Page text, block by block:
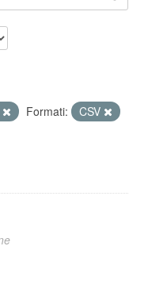
Formati:
CSV